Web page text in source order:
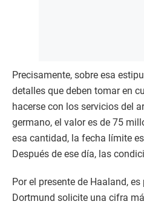
Precisamente, sobre esa
detalles que deben tomar en
hacerse con los servicios del
germano, el valor es de 75
esa cantidad, la fecha límite
Después de ese día, las
Por el presente de Haaland,
Dortmund solicite una cifra